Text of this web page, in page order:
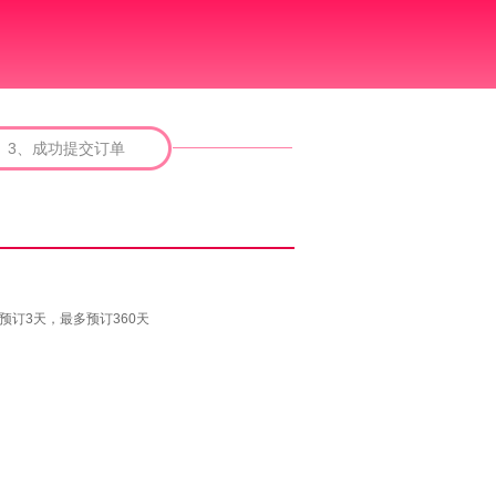
3、成功提交订单
订3天，最多预订360天